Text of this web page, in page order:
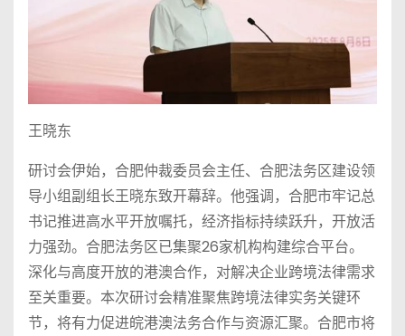
王晓东
研讨会伊始，合肥仲裁委员会主任、合肥法务区建设领
导小组副组长王晓东致开幕辞。他强调，合肥市牢记总
书记推进高水平开放嘱托，经济指标持续跃升，开放活
力强劲。合肥法务区已集聚26家机构构建综合平台。
深化与高度开放的港澳合作，对解决企业跨境法律需求
至关重要。本次研讨会精准聚焦跨境法律实务关键环
节，将有力促进皖港澳法务合作与资源汇聚。合肥市将